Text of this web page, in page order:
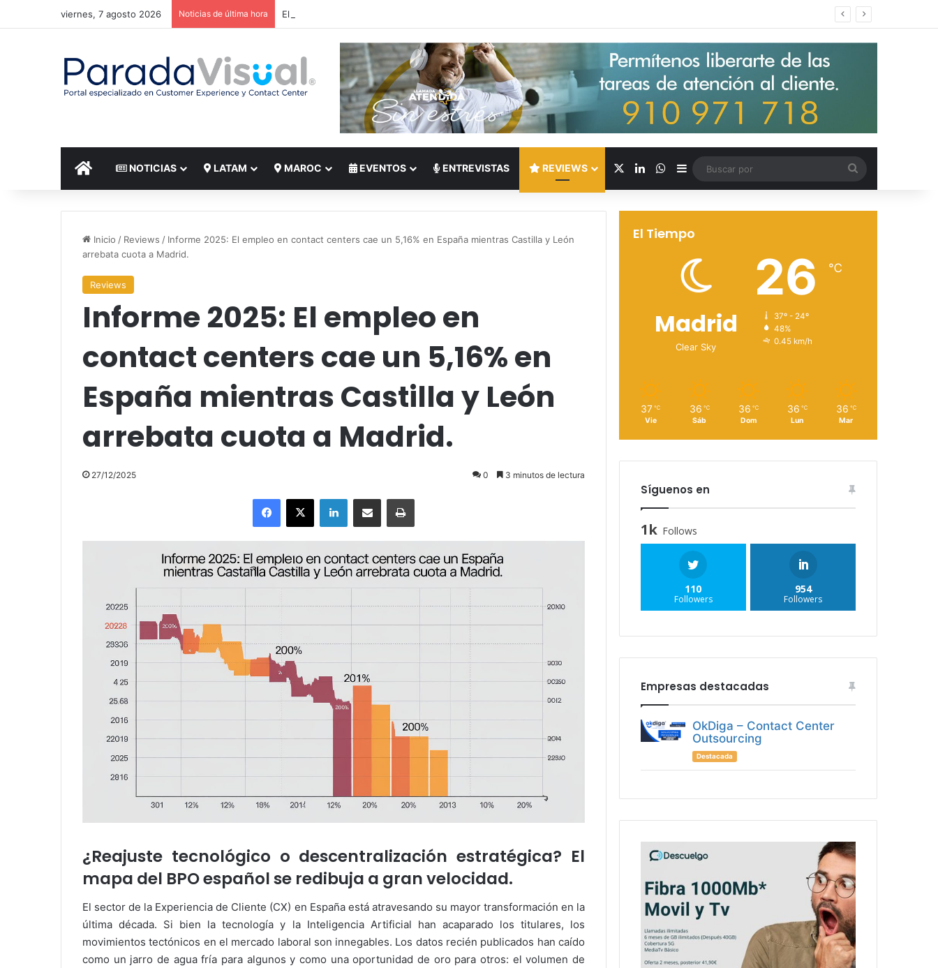
viernes, 7 agosto 2026 Noticias de última hora El reto del Nearshoring: Crisis de talento bilingüe en Centroamérica dispara los salarios de entrada un 15%
INICIO NOTICIAS LATAM MAROC EVENTOS ENTREVISTAS REVIEWS LinkedInWhatsApp
Barra lateral
por
Inicio / Reviews / Informe 2025: El empleo en contact centers cae un 5,16% en España mientras Castilla y León
arrebata cuota a Madrid.
Reviews
Informe 2025: El empleo en
contact centers cae un 5,16% en
España mientras Castilla y León
arrebata cuota a Madrid.
27/12/2025 0 3 minutos de lectura
Facebook
X LinkedInCompartir por correo electrónicoImprimir
¿Reajuste tecnológico o descentralización estratégica? El
mapa del BPO español se redibuja a gran velocidad.
El sector de la Experiencia de Cliente (CX) en España está atravesando su mayor transformación en la
última década. Si bien la tecnología y la Inteligencia Artificial han acaparado los titulares, los
movimientos tectónicos en el mercado laboral son innegables. Los datos recién publicados han caído
como un jarro de agua fría para algunos y como una oportunidad de oro para otros: el volumen de
El Tiempo
Madrid
Clear Sky
26 ℃
37º - 24º
48%
0.45 km/h
37 ℃
Vie
36 ℃
Sáb
36 ℃
Dom
36 ℃
Lun
36 ℃
Mar
Síguenos en
1k Follows
110
Followers
954
Followers
Empresas destacadas
OkDiga – Contact Center
Outsourcing
Destacada